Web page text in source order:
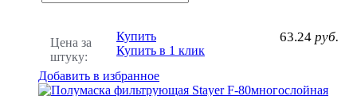
Цена за
штуку:
63.24 руб.
Купить
Купить в 1 клик
Добавить в избранное